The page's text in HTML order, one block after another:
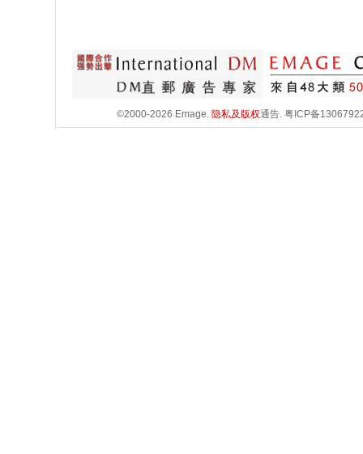
©2000-2026 Emage. 隐私及版权通告. 粤ICP备